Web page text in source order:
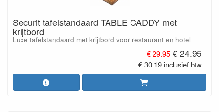
Securit tafelstandaard TABLE CADDY met
krijtbord
Luxe tafelstandaard met krijtbord voor restaurant en hotel
€ 29.95 € 24.95
€ 30.19 inclusief btw